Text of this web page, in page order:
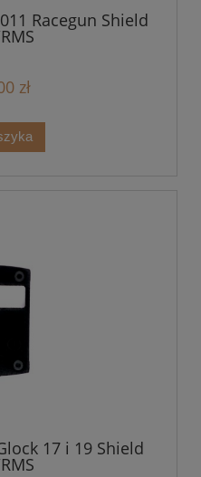
Racegun Shield
zł
17 i 19 Shield